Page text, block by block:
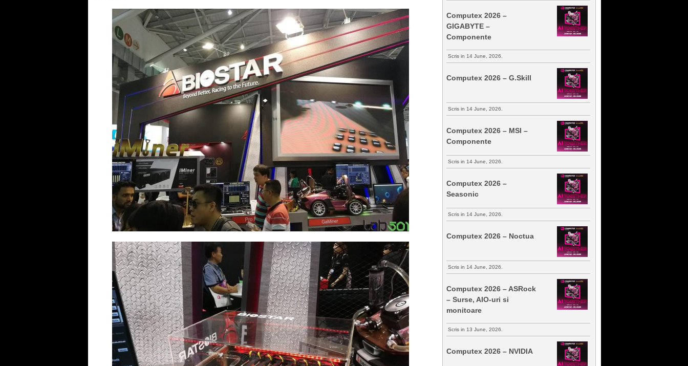
Computex 2026 –
GIGABYTE –
Componente
Scris in 14 June, 2026.
Computex 2026 – G.Skill
Scris in 14 June, 2026.
Computex 2026 – MSI –
Componente
Scris in 14 June, 2026.
Computex 2026 –
Seasonic
Scris in 14 June, 2026.
Computex 2026 – Noctua
Scris in 14 June, 2026.
Computex 2026 – ASRock
– Surse, AIO-uri si
monitoare
Scris in 13 June, 2026.
Computex 2026 – NVIDIA